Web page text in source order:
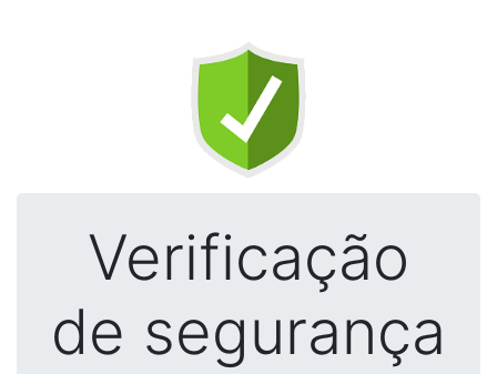
Verificação
de segurança